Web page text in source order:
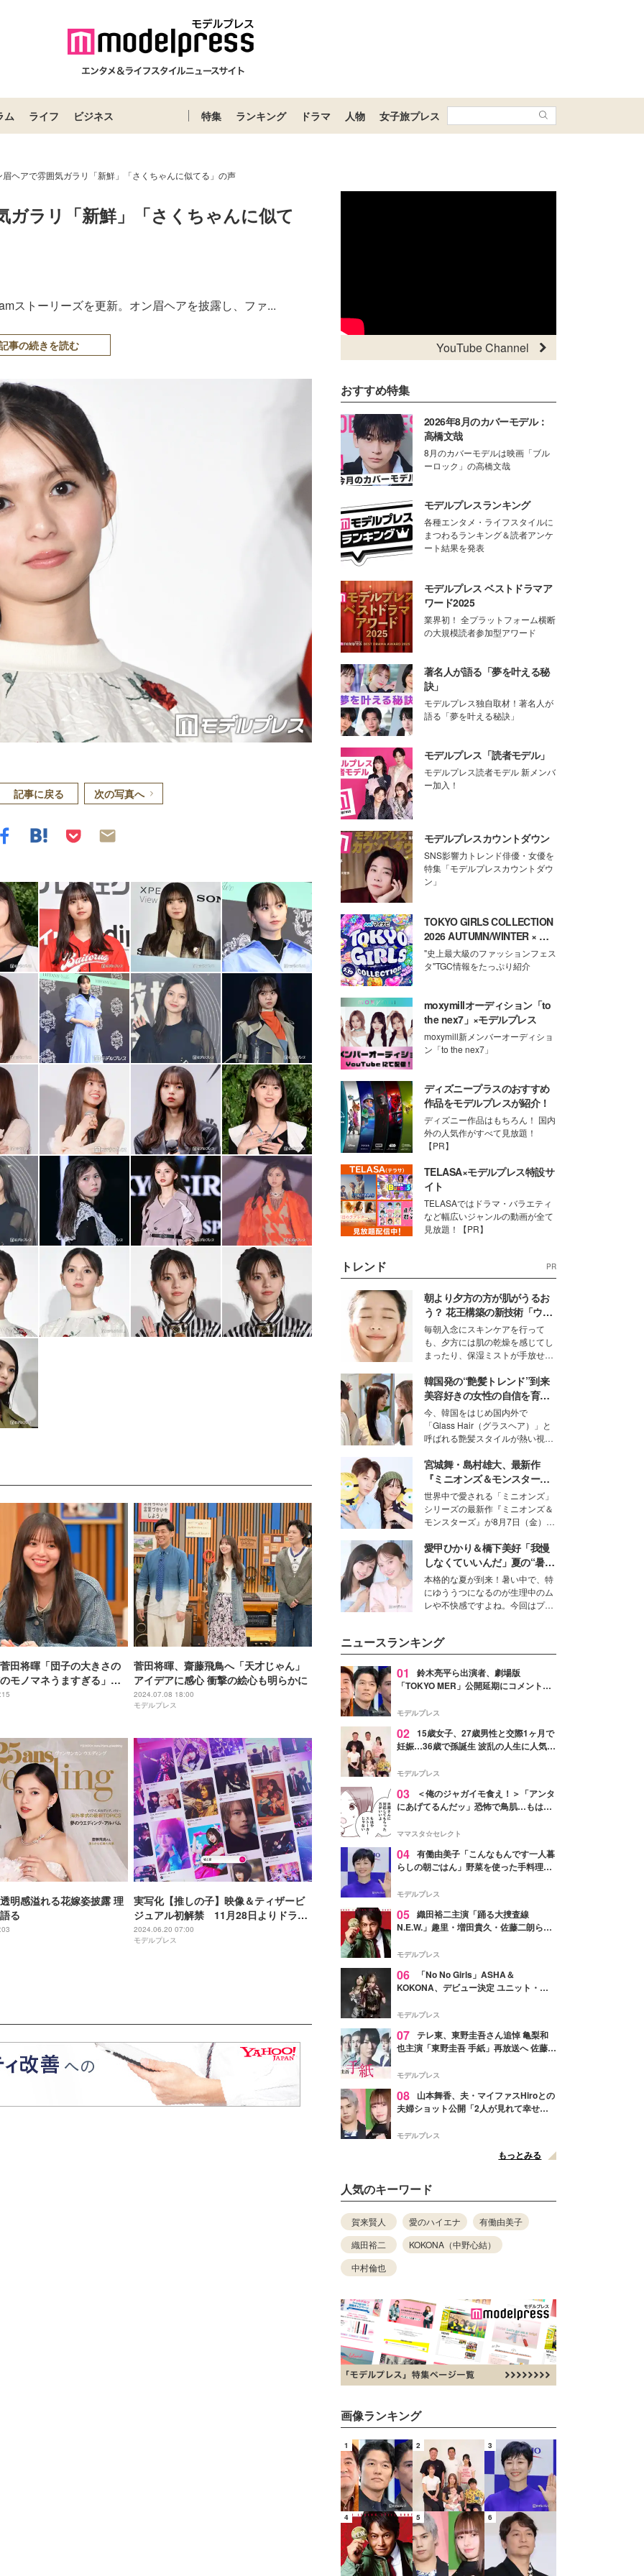
ム ライフ ビジネス 特集 ランキング ドラマ 人物 女子旅プレス
ヘアで雰囲気ガラリ「新鮮」「さくちゃんに似てる」の声
ガラリ「新鮮」「さくちゃんに似て
ストーリーズを更新。オン眉ヘアを披露し、ファ...
事の続きを読む
記事に戻る 次の写真へ
田将暉「団子の大きさの
モノマネうますぎる」シ
々披露に反響
菅田将暉、齋藤飛鳥へ「天才じゃん」
アイデアに感心 衝撃の絵心も明らかに
2024.07.08 18:00
モデルプレス
明感溢れる花嫁姿披露 理
る
実写化【推しの子】映像＆ティザービ
ジュアル初解禁 11月28日よりドラマ
シリーズ配信・12月20日より映画公開
決定
2024.06.20 07:00
モデルプレス
YouTube Channel
おすすめ特集
2026年8月のカバーモデル：
高橋文哉
8月のカバーモデルは映画「ブル
ーロック」の高橋文哉
モデルプレスランキング
各種エンタメ・ライフスタイルに
まつわるランキング＆読者アンケ
ート結果を発表
モデルプレス ベストドラマア
ワード2025
業界初！ 全プラットフォーム横断
の大規模読者参加型アワード
著名人が語る「夢を叶える秘
訣」
モデルプレス独自取材！著名人が
語る「夢を叶える秘訣」
モデルプレス「読者モデル」
モデルプレス読者モデル 新メンバ
ー加入！
モデルプレスカウントダウン
SNS影響力トレンド俳優・女優を
特集「モデルプレスカウントダウ
ン」
TOKYO GIRLS COLLECTION
2026 AUTUMN/WINTER × モ
デルプレス
"史上最大級のファッションフェス
タ"TGC情報をたっぷり紹介
moxymillオーディション「to
the nex7」×モデルプレス
moxymill新メンバーオーディショ
ン「to the nex7」
ディズニープラスのおすすめ
作品をモデルプレスが紹介！
ディズニー作品はもちろん！ 国内
外の人気作がすべて見放題！
【PR】
TELASA×モデルプレス特設サ
イト
TELASAではドラマ・バラエティ
など幅広いジャンルの動画が全て
見放題！【PR】
トレンド PR
朝より夕方の方が肌がうるお
う？ 花王構築の新技術「ウォ
ーターキャプチャリングスキ
ン（捕水肌）」がスキンケア
の常識を変える予感
毎朝入念にスキンケアを行って
も、夕方には肌の乾燥を感じてし
まったり、保湿ミストが手放せな
な美容の常識を大きく変える可能
性を秘めた、革新的な「Water
Capturing Skin（ウォーターキャ
プチャリングスキン：捕水肌）」
技術を、花王が構築した。
韓国発の“艶髪トレンド”到来
美容好きの女性の自信を育む
「ヘアケア事情」って？
今、韓国をはじめ国内外で
「Glass Hair（グラスヘア）」と
呼ばれる艶髪スタイルが熱い視線
ションの完成度を高めるベースと
して、“髪そのものの美しさ”に改
めて注目する人が増えている様
子。今回は、そんな憧れの艶やか
な髪を日常で叶える、美容好きの
女性たちのヘアケア事情を紹介し
ます。
宮城舞・島村雄大、最新作
『ミニオンズ＆モンスター
ズ』の魅力熱弁 ハチャメチャ
だけじゃない“友情と絆”に感
動
世界中で愛される「ミニオンズ」
シリーズの最新作『ミニオンズ＆
モンスターズ』が8月7日（金）に
ニオン好き”という共通点を持つモ
デルの宮城舞と島村雄大の特別対
談をお届け！それぞれの視点か
ら、今作ならではの魅力や予想外
の感動をもたらす奥深いストーリ
ーについて熱く語り合ってもらっ
愛甲ひかり＆橋下美好「我慢
しなくていいんだ」夏の“暑さ
対策”の新しい選択肢とは？
本格的な夏が到来！暑い中で、特
にゆううつになるのが生理中のム
レや不快感ですよね。今回はプラ
好さんを迎えて本音で女子会トー
ク。猛暑のお出かけを快適に過ご
すヒントや、2人が感動した夏の
生理の新常識にも迫りました。
ニュースランキング
01
鈴木亮平ら出演者、劇場版
「TOKYO MER」公開延期にコメント
最大の敬意とエールを」
モデルプレス
02 15歳女子、27歳男性と交際1ヶ月で
妊娠…36歳で孫誕生 波乱の人生に人気タ
よ！」
モデルプレス
03
＜俺のジャガイモ食え！＞「アンタ
にあげてるんだッ」恐怖で鳥肌…もはや
ママスタ☆セレクト
04 有働由美子「こんなもんです一人暮
らしの朝ごはん」野菜を使った手料理公
そう」と反響
モデルプレス
05 織田裕二主演「踊る大捜査線
N.E.W.」趣里・増田貴久・佐藤二朗ら新
徴する“謎のキーワード”も
モデルプレス
06
「No No Girls」ASHA＆
KOKONA、デビュー決定 ユニット・
リリースへ
モデルプレス
07 テレ東、東野圭吾さん追悼 亀梨和
也主演「東野圭吾 手紙」再放送へ 佐藤隆
モデルプレス
08
山本舞香、夫・マイファスHiroとの
夫婦ショット公開「2人が見れて幸せ」
モデルプレス
もっとみる
人気のキーワード
賀来賢人 愛のハイエナ
有働由美子
織田裕二
KOKONA（中野心結）
中村倫也
画像ランキング
1 2 3
4 5 6